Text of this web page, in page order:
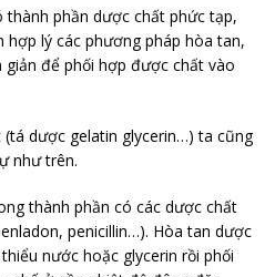
phần dược chất phức tạp,
hợp lý các phương pháp hòa tan,
để phối hợp được chất vào
dược gelatin glycerin…) ta cũng
như trên.
thành phần có các dược chất
penicillin…). Hòa tan dược
nước hoặc glycerin rồi phối